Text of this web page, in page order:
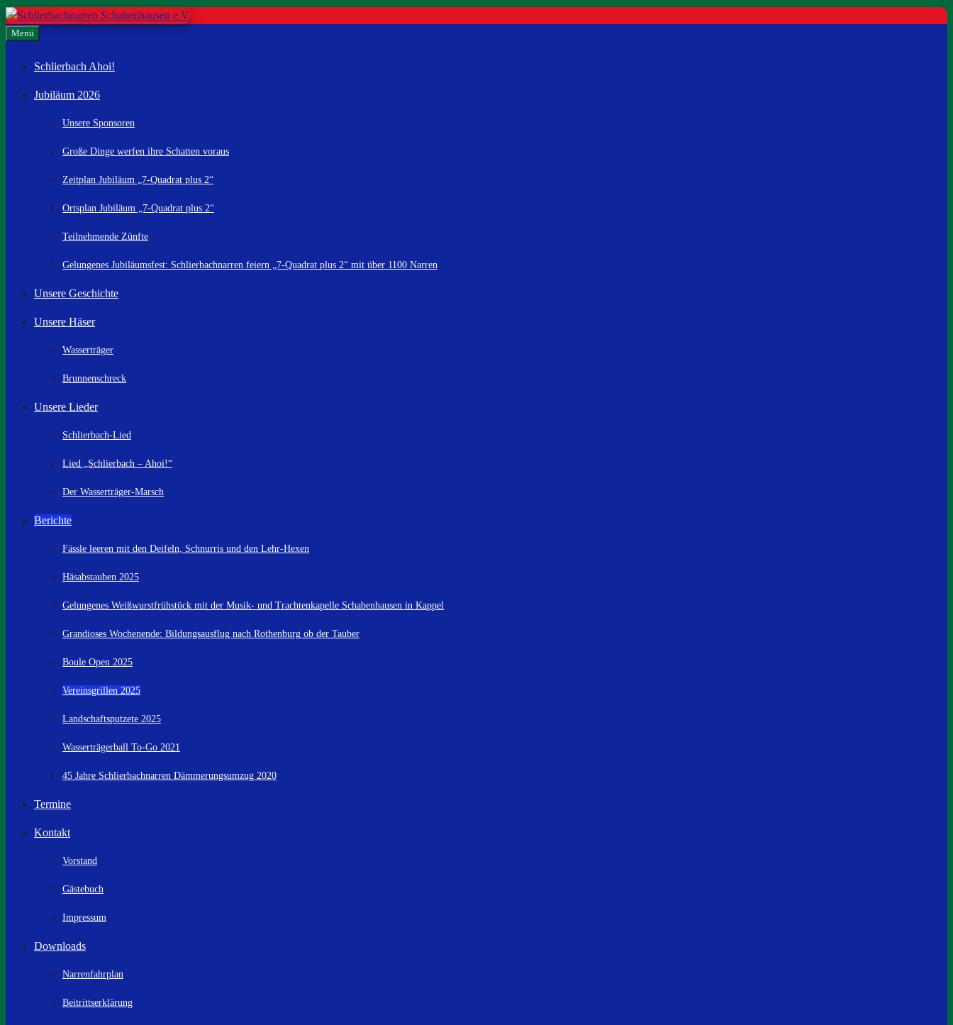
Zum
Inhalt
Menü
Schlierbach Ahoi!
Jubiläum 2026
Unsere Sponsoren
Große Dinge werfen ihre Schatten voraus
Zeitplan Jubiläum „7-Quadrat plus 2“
Ortsplan Jubiläum „7-Quadrat plus 2“
Teilnehmende Zünfte
Gelungenes Jubiläumsfest: Schlierbachnarren feiern „7-Quadrat plus 2“ mit über 1100 Narren
Unsere Geschichte
Unsere Häser
Wasserträger
Brunnenschreck
Unsere Lieder
Schlierbach-Lied
Lied „Schlierbach – Ahoi!“
Der Wasserträger-Marsch
Berichte
Fässle leeren mit den Deifeln, Schnurris und den Lehr-Hexen
Häsabstauben 2025
Gelungenes Weißwurstfrühstück mit der Musik- und Trachtenkapelle Schabenhausen in Kappel
Grandioses Wochenende: Bildungsausflug nach Rothenburg ob der Tauber
Boule Open 2025
Vereinsgrillen 2025
Landschaftsputzete 2025
Wasserträgerball To-Go 2021
45 Jahre Schlierbachnarren Dämmerungsumzug 2020
Termine
Kontakt
Vorstand
Gästebuch
Impressum
Downloads
Narrenfahrplan
Beitrittserklärung